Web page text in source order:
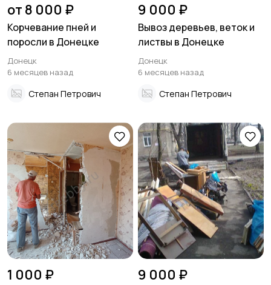
от 8 000 ₽
Корчевание пней и
поросли в Донецке
Донецк
6 месяцев назад
Степан Петрович
9 000 ₽
Вывоз деревьев, веток и
листвы в Донецке
Донецк
6 месяцев назад
Степан Петрович
1 000 ₽ 9 000 ₽